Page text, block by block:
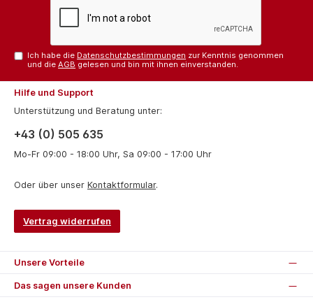
Ich habe die Datenschutzbestimmungen zur Kenntnis genommen
und dieAGB gelesen und bin mit ihnen einverstanden.
Hilfe und Support
Unterstützung und Beratung unter:
+43 (0) 505 635
Mo-Fr 09:00 - 18:00 Uhr, Sa 09:00 - 17:00 Uhr
Oder über unser Kontaktformular.
Vertrag widerrufen
Unsere Vorteile
Das sagen unsere Kunden